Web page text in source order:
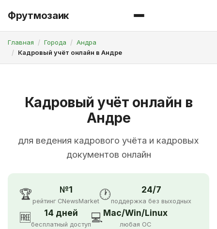
Фрутмозаик
Главная Города
Андра
Кадровый учёт онлайн в Андре
Кадровый учёт онлайн в
Андре
для ведения кадрового учёта и кадровых
документов онлайн
🏆 №1
рейтинг CNewsMarket🕐 24/7
поддержка без выходных
🆓 14 дней
бесплатный доступ💻Mac/Win/Linux
любая ОС